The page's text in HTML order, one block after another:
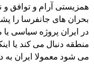
همزیستی آرام و توافق و
بحران های جانفرسا را
در ایران پروژه سیاسی یا
منطقه دنبال می کند یا
می شود معمولا ایران به